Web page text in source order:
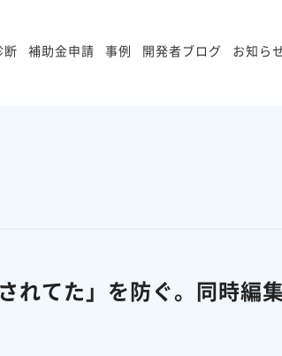
断 補助金申請 事例 開発者ブログ お知ら
れてた」を防ぐ。同時編